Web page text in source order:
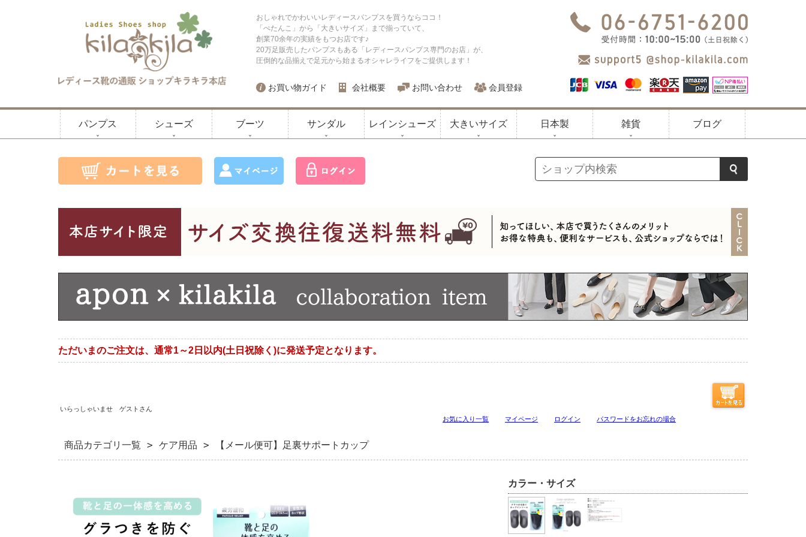
おしゃれでかわいいレディースパンプスを買うならココ！
「ぺたんこ」から「大きいサイズ」まで揃っていて、
創業70余年の実績をもつお店です♪
20万足販売したパンプスもある「レディースパンプス専門のお店」が、
圧倒的な品揃えで足元から始まるオシャレライフをご提供します！
お買い物ガイド 会社概要 お問い合わせ 会員登録
パンプス シューズ ブーツ サンダル レインシューズ 大きいサイズ 日本製 雑貨 ブログ
ただいまのご注文は、通常1～2日以内(土日祝除く)に発送予定となります。
いらっしゃいませ ゲストさん
お気に入り一覧
マイページ ログイン パスワードをお忘れの場合
商品カテゴリ一覧 > ケア用品 > 【メール便可】足裏サポートカップ
カラー・サイズ